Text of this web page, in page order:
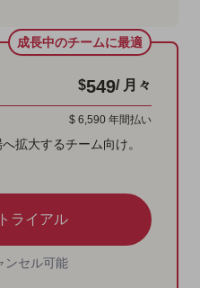
成長中のチームに最適
$549/ 月々
$ 6,590 年間払い
拡大するチーム向け。
ライアル
ンセル可能